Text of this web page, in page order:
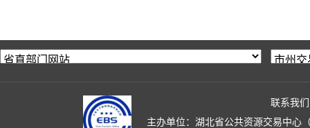
联系我们
主办单位：湖北省公共资源交易中心